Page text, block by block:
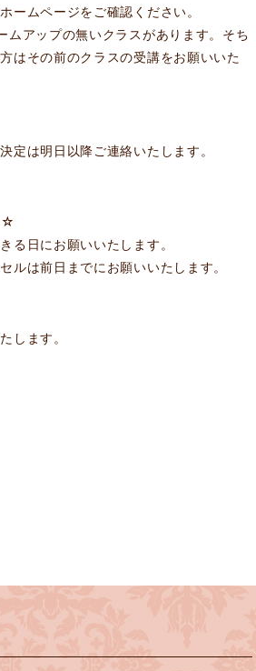
ームページをご確認ください。
ムアップの無いクラスがあります。そち
はその前のクラスの受講をお願いいた
定は明日以降ご連絡いたします。
☆
る日にお願いいたします。
ルは前日までにお願いいたします。
します。